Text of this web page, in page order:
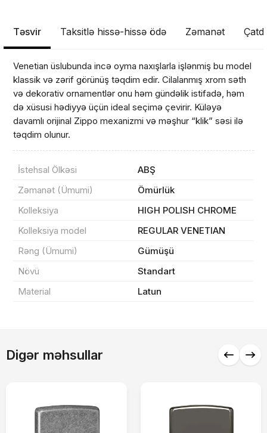
Təsvir Taksitlə hissə-hissə ödə Zəmanət
Venetian üslubunda incə oyma naxışlarla işlənmiş bu model
klassik və zərif görünüş təqdim edir. Cilalanmış xrom səth
və dekorativ ornamentlər onu həm gündəlik istifadə, həm
də xüsusi hədiyyə üçün ideal seçimə çevirir. Küləyə
davamlı orijinal Zippo mexanizmi və məşhur “klik” səsi ilə
təqdim olunur.
İstehsal Ölkəsi
ABŞ
Zəmanət (Ümumi)
Ömürlük
Kolleksiya
HIGH POLISH CHROME
Kolleksiya model
REGULAR VENETIAN
Rəng (Ümumi)
Gümüşü
Növü
Standart
Material
Latun
Digər məhsullar
Məhsul(lar) səbətə əlavə edildi
Çatdırılma
Yekun məbləğ OK